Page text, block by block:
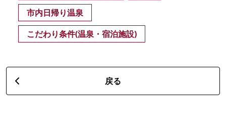
市内日帰り温泉
こだわり条件(温泉・宿泊施設)
戻る